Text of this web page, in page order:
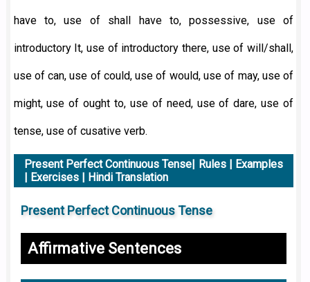
have to, use of shall have to, possessive, use of
introductory It, use of introductory there, use of will/shall,
use of can, use of could, use of would, use of may, use of
might, use of ought to, use of need, use of dare, use of
tense, use of cusative verb.
Present Perfect Continuous Tense| Rules | Examples
| Exercises | Hindi Translation
Present Perfect Continuous Tense
Affirmative Sentences